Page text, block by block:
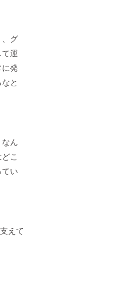
グ
運
発
と
ん
こ
い
えて